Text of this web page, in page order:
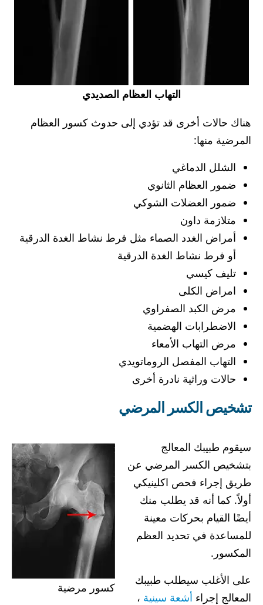
التهاب العظام الصديدي
هناك حالات أخرى قد تؤدي إلى حدوث كسور العظام
المرضية منها:
الشلل الدماغي
ضمور العظام الثانوي
ضمور العضلات الشوكي
متلازمة داون
أمراض الغدد الصماء مثل فرط نشاط الغدة الدرقية
أو فرط نشاط الغدة الدرقية
تليف كيسي
امراض الكلى
مرض الكبد الصفراوي
الاضطرابات الهضمية
مرض التهاب الأمعاء
التهاب المفصل الروماتويدي
حالات وراثية نادرة أخرى
تشخيص الكسر المرضي
كسور مرضية
سيقوم طبيبك المعالج
بتشخيص الكسر المرضي عن
طريق إجراء فحص اكلينيكي
أولاً. كما أنه قد يطلب منك
أيضًا القيام بحركات معينة
للمساعدة في تحديد العظم
المكسور.
على الأغلب سيطلب طبيبك
المعالج إجراء أشعة سينية ،